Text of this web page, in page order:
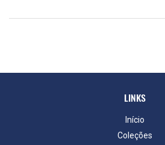
LINKS
Início
Coleções